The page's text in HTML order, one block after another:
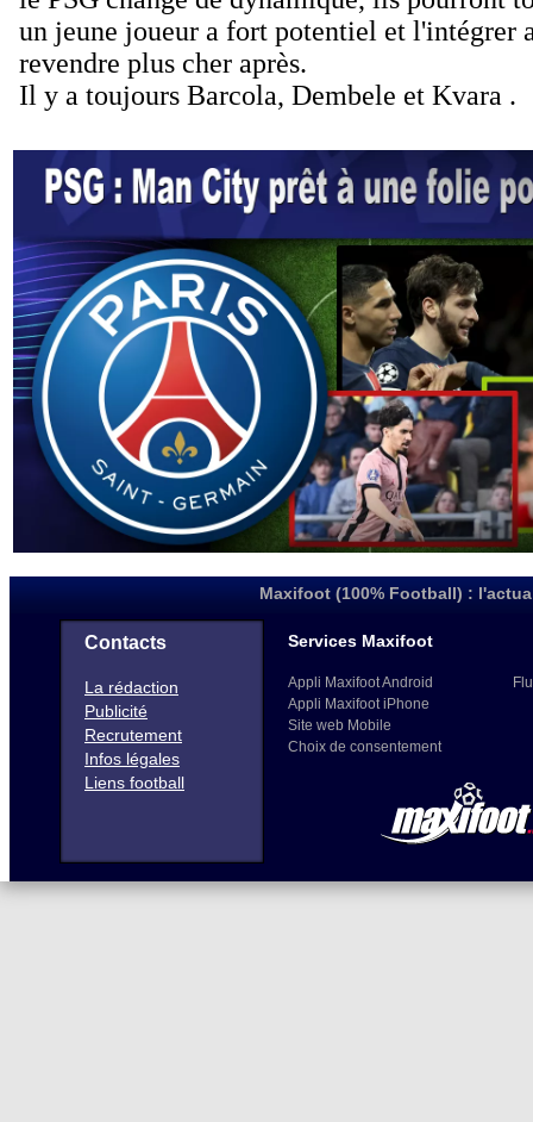
Maxifoot (100% Football) :
Contacts
La rédaction
Publicité
Recrutement
Infos légales
Liens football
Services Maxifoot
Appli Maxifoot Android
Appli Maxifoot iPhone
Site web Mobile
Choix de consentement